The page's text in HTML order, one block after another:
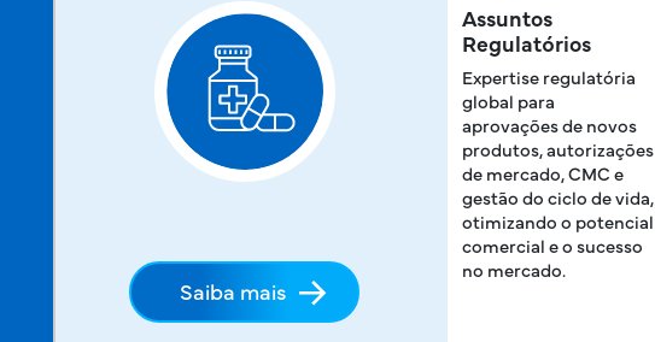
Saiba mais
Assuntos
Regulatórios
Expertise regulatória
global para
aprovações de novos
produtos, autorizações
de mercado, CMC e
gestão do ciclo de vida,
otimizando o potencial
comercial e o sucesso
no mercado.